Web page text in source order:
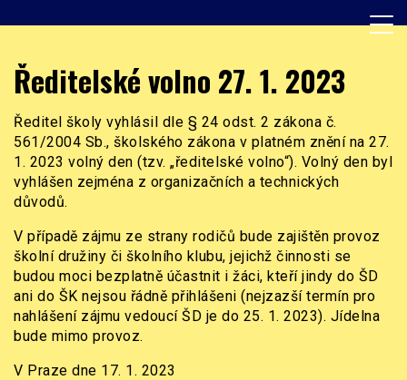
to
ZŠ Burešova
Ředitelské volno 27. 1. 2023
Ředitel školy vyhlásil dle § 24 odst. 2 zákona č.
561/2004 Sb., školského zákona v platném znění na 27.
1. 2023 volný den (tzv. „ředitelské volno“). Volný den byl
vyhlášen zejména z organizačních a technických
důvodů.
V případě zájmu ze strany rodičů bude zajištěn provoz
školní družiny či školního klubu, jejichž činnosti se
budou moci bezplatně účastnit i žáci, kteří jindy do ŠD
ani do ŠK nejsou řádně přihlášeni (nejzazší termín pro
nahlášení zájmu vedoucí ŠD je do 25. 1. 2023). Jídelna
bude mimo provoz.
V Praze dne 17. 1. 2023